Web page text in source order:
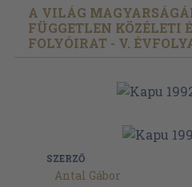
A VILÁG
FÜGGETLEN KÖZÉLETI
FOLYÓIRAT - V.
SZERZŐ
Antal Gábor